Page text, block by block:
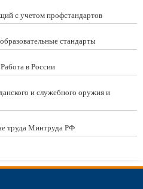
с учетом профстандартов
стандарты
в России
и служебного оружия и
труда Минтруда РФ